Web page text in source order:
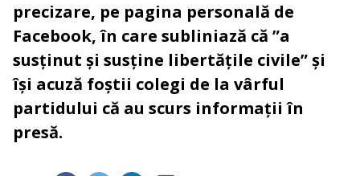
precizare, pe pagina personală de
Facebook, în care subliniază că ”a
susținut și susține libertățile civile” și
își acuză foștii colegi de la vârful
partidului că au scurs informații în
presă.